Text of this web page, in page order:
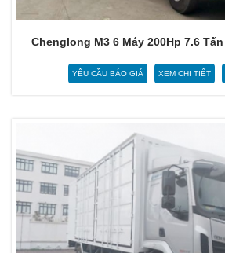
Chenglong M3 6 Máy 200Hp 7.6
YÊU CẦU BÁO GIÁ XEM CHI TIẾT